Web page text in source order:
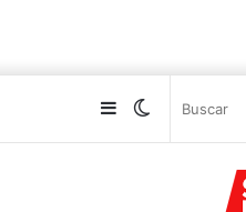
Switch
Sidebar